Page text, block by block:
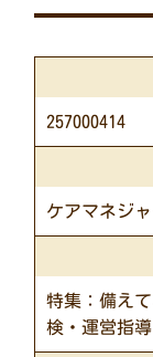
257000414
ケアマネジ
特集：備え
検・運営指導